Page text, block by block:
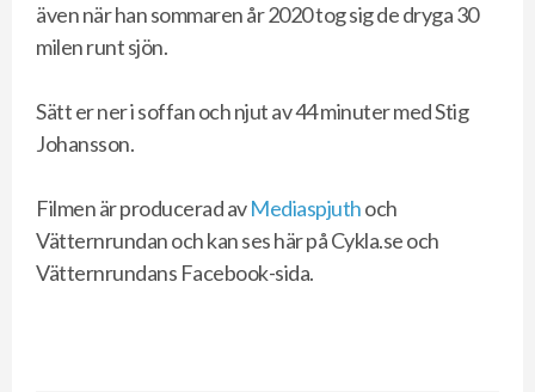
även när han sommaren år 2020 tog sig de dryga 30
milen runt sjön.
Sätt er ner i soffan och njut av 44 minuter med Stig
Johansson.
Filmen är producerad avMediaspjuthoch
Vätternrundan och kan ses här på Cykla.se och
Vätternrundans Facebook-sida.